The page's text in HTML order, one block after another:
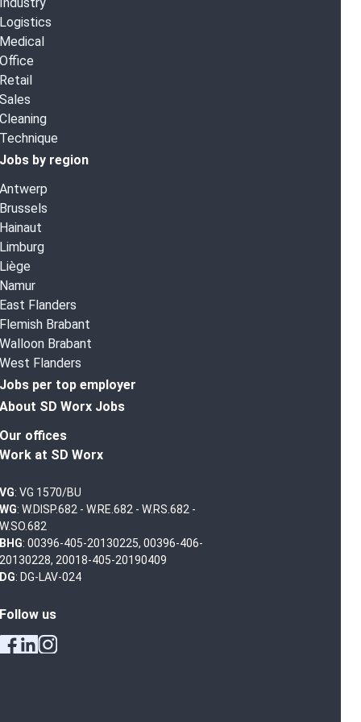
Logistics
Medical
Office
Retail
Sales
Cleaning
Technique
Jobs by region
Antwerp
Brussels
Hainaut
Limburg
Liège
Namur
East Flanders
Flemish Brabant
Walloon Brabant
West Flanders
Jobs per top employer
About SD Worx Jobs
Our offices
Work at SD Worx
VG: VG 1570/BU
WG: W.DISP.682 - W.RE.682 - W.RS.682 -
W.SO.682
BHG: 00396-405-20130225, 00396-406-
20130228, 20018-405-20190409
DG: DG-LAV-024
Follow us